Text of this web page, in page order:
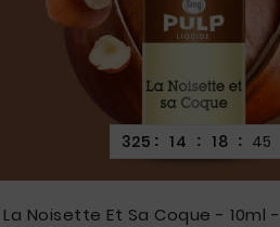
325 : 14 : 18 : 43
La Noisette Et Sa Coque - 10ml